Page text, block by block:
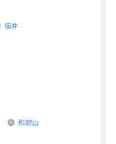
福井
和歌山